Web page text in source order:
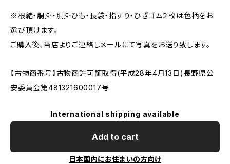
※根緒・胴掛・胴掛ひも・長袋・指すり・ひざゴム２枚は色柄をお
選び頂けます。
ご購入後、当店よりご連絡しメールにて写真をお送り致します。
【古物商番号】古物商許可証取得(平成28年4月13日)長野県公
安委員会第481321600017号
International shipping available
Add to cart
日本国内にお住まいの方向け